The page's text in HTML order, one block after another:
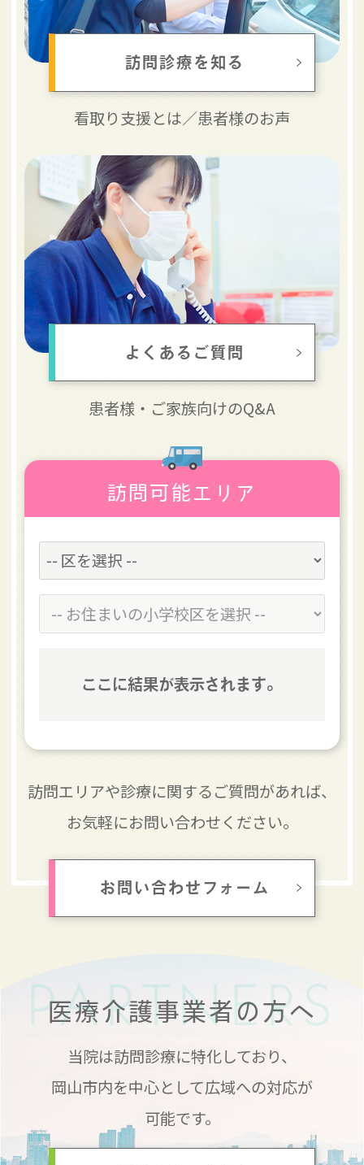
訪問診療を知る
看取り支援とは／患者様のお声
よくあるご質問
患者様・ ご家族向けのQ&A
訪問可能エリア
ここに結果が表示されます。
訪問エリアや診療に関するご質問があれば、
お気軽にお問い合わせください。
お問い合わせフォーム
医療介護事業者の方へ
PARTNERS
当院は訪問診療に特化しており、
岡山市内を中心として広域への対応が
可能です。